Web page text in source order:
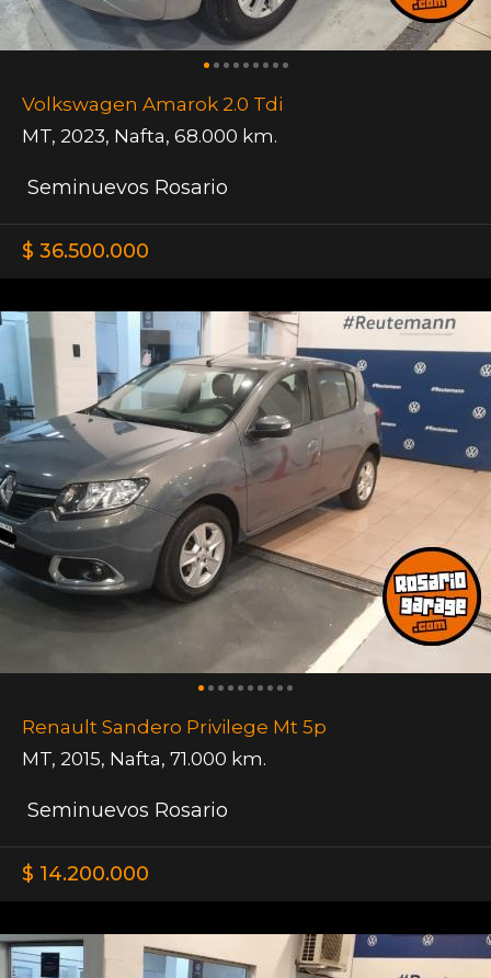
Volkswagen Amarok 2.0 Tdi
MT, 2023, Nafta, 68.000 km.
Seminuevos Rosario
$ 36.500.000
Renault Sandero Privilege Mt 5p
MT, 2015, Nafta, 71.000 km.
Seminuevos Rosario
$ 14.200.000